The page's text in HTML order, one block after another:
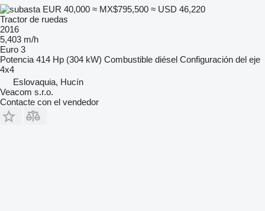
EUR 40,000 ≈ MX$795,500 ≈ USD 46,220
Tractor de ruedas
2016
5,403 m/h
Euro 3
Potencia 414 Hp (304 kW) Combustible diésel Configuración del eje
4x4
Eslovaquia, Hucín
Veacom s.r.o.
Contacte con el vendedor